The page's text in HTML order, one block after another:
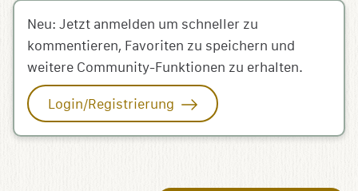
Neu: Jetzt anmelden um schneller zu
kommentieren, Favoriten zu speichern und
weitere Community-Funktionen zu erhalten.
Login/Registrierung